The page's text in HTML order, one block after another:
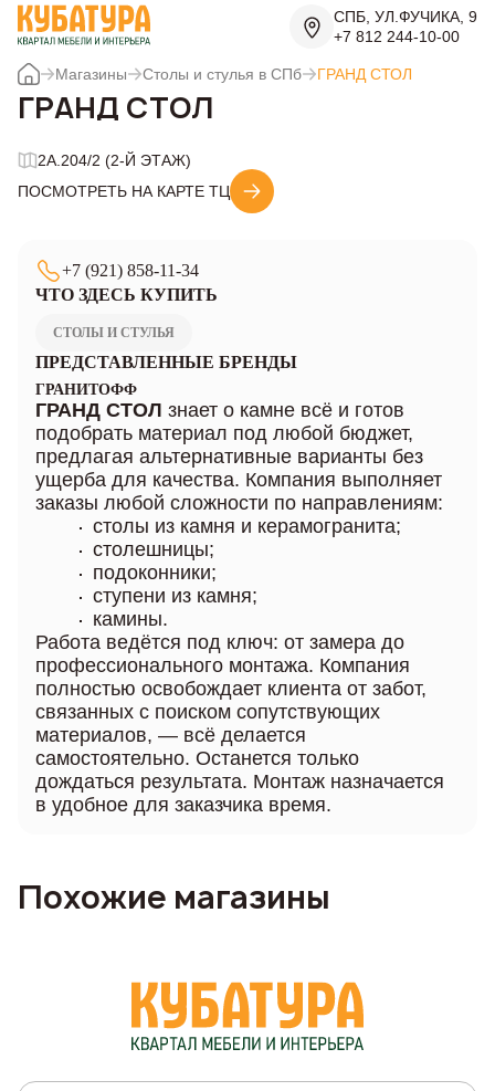
СПБ, УЛ.ФУЧИКА, 9
+7 812 244-10-00
Магазины Столы и стулья в СПб ГРАНД СТОЛ
ГРАНД СТОЛ
2A.204/2 (2-Й ЭТАЖ)
ПОСМОТРЕТЬ НА КАРТЕ ТЦ
+7 (921) 858-11-34
ЧТО ЗДЕСЬ КУПИТЬ
СТОЛЫ И СТУЛЬЯ
ПРЕДСТАВЛЕННЫЕ БРЕНДЫ
ГРАНИТОФФ
ГРАНД СТОЛ знает о камне всё и готов
подобрать материал под любой бюджет,
предлагая альтернативные варианты без
ущерба для качества. Компания выполняет
заказы любой сложности по направлениям:
столы из камня и керамогранита;
столешницы;
подоконники;
ступени из камня;
камины.
Работа ведётся под ключ: от замера до
профессионального монтажа. Компания
полностью освобождает клиента от забот,
связанных с поиском сопутствующих
материалов, — всё делается
самостоятельно. Останется только
дождаться результата. Монтаж назначается
в удобное для заказчика время.
Похожие магазины